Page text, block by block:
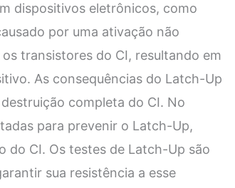
dispositivos eletrônicos, como
por uma ativação não
transistores do CI, resultando em
As consequências do Latch-Up
completa do CI. No
para prevenir o Latch-Up,
do CI. Os testes de Latch-Up são
sua resistência a esse